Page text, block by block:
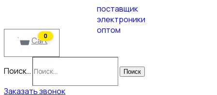
0
Cart
Поиск… Поиск
Заказать звонок